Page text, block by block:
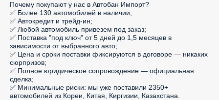
Почему покупают у нас в Автобан Импорт?
✅ Более 130 автомобилей в наличии;
✅ Автокредит и трейд-ин;
✅ Любой автомобиль привезем под заказ;
✅ Поставка "под ключ" от 5 дней до 1,5 месяцев в
зависимости от выбранного авто;
✅ Цена и сроки поставки фиксируются в договоре — никаких
сюрпризов;
✅ Полное юридическое сопровождение — официальная
сделка;
✅ Минимальные риски: мы уже поставили 2350+
автомобилей из Кореи, Китая, Киргизии, Казахстана.